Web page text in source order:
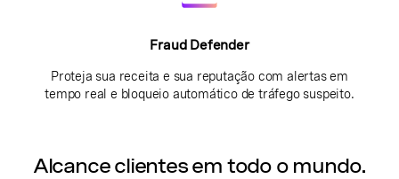
Fraud Defender
Proteja sua receita e sua reputação com alertas em
tempo real e bloqueio automático de tráfego suspeito.
Alcance clientes em todo o mundo.